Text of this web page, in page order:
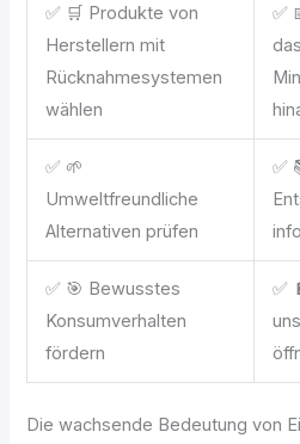
✅ 🛒 Produkte von
Herstellern mit
Rücknahmesystemen
wählen
✅
das
✅ 🌱
Umweltfreundliche
Alternativen prüfen
✅
✅ 🎯 Bewusstes
Konsumverhalten
fördern
✅
Die wachsende Bedeutung von